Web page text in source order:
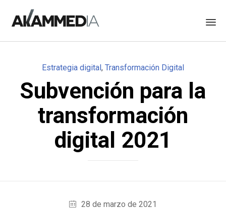
content
Subvención para la
transformación
digital 2021
Category
Estrategia digital, Transformación Digital
28 de marzo de 2021